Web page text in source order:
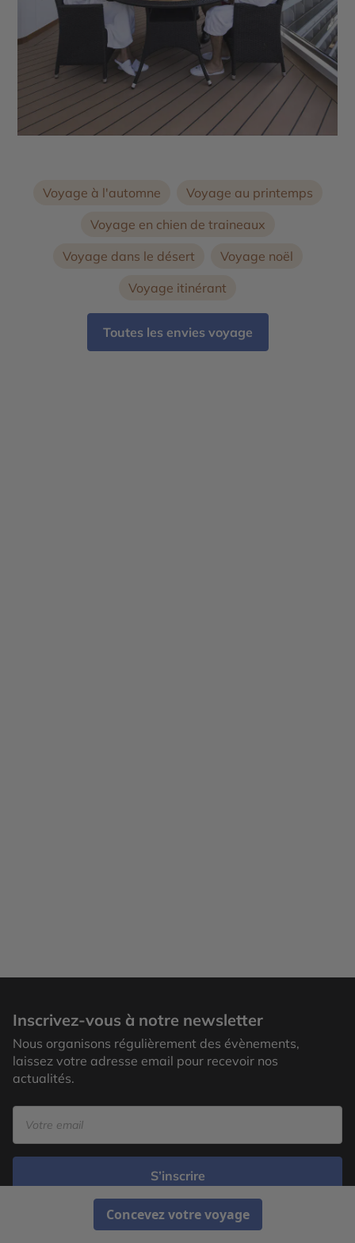
Concevez votre voyage
Voyage à l'automne
Voyage au printemps
Voyage en chien de traineaux
Voyage dans le désert
Voyage noël
Voyage itinérant
Toutes les envies voyage
Inscrivez-vous à notre newsletter
Nous organisons régulièrement des évènements,
laissez votre adresse email pour recevoir nos
actualités.
S’inscrire